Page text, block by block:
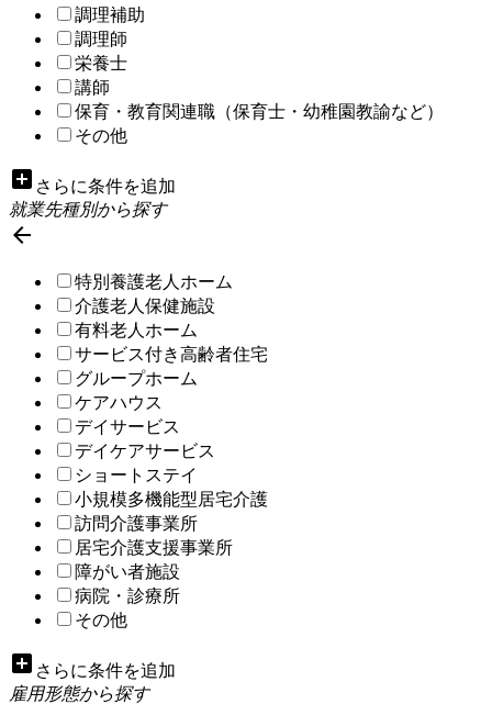
調理補助
調理師
栄養士
講師
保育・教育関連職（保育士・幼稚園教諭など）
その他
add_box さらに条件を追加
就業先種別から探す

特別養護老人ホーム
介護老人保健施設
有料老人ホーム
サービス付き高齢者住宅
グループホーム
ケアハウス
デイサービス
デイケアサービス
ショートステイ
小規模多機能型居宅介護
訪問介護事業所
居宅介護支援事業所
障がい者施設
病院・診療所
その他
add_box さらに条件を追加
雇用形態から探す